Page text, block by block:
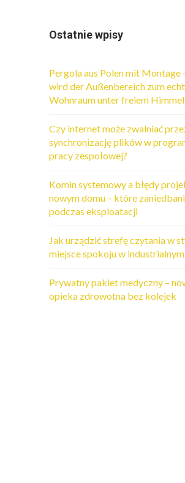
Ostatnie wpisy
Pergola aus Polen mit Montage
wird der Außenbereich zum
Wohnraum unter freiem
Czy internet może zwalniać
synchronizację plików w
pracy zespołowej?
Komin systemowy a błędy
nowym domu – które
podczas eksploatacji
Jak urządzić strefę czytania w
miejsce spokoju w
Prywatny pakiet medyczny –
opieka zdrowotna bez kolejek